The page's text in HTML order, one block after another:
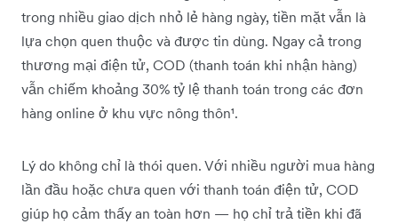
trong nhiều giao dịch nhỏ lẻ hàng ngày, tiền mặt vẫn là
lựa chọn quen thuộc và được tin dùng. Ngay cả trong
thương mại điện tử, COD (thanh toán khi nhận hàng)
vẫn chiếm khoảng 30% tỷ lệ thanh toán trong các đơn
hàng online ở khu vực nông thôn¹.
Lý do không chỉ là thói quen. Với nhiều người mua hàng
lần đầu hoặc chưa quen với thanh toán điện tử, COD
giúp họ cảm thấy an toàn hơn — họ chỉ trả tiền khi đã